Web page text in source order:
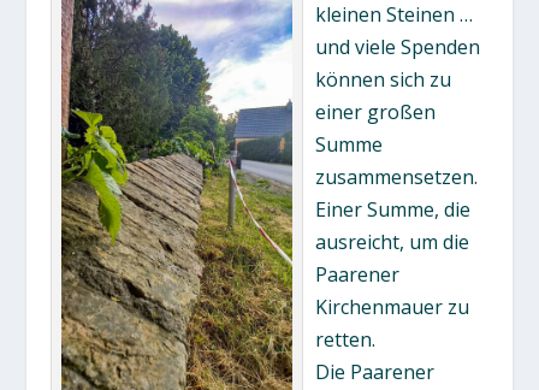
kleinen Steinen …
und viele Spenden
können sich zu
einer großen
Summe
zusammensetzen.
Einer Summe, die
ausreicht, um die
Paarener
Kirchenmauer zu
retten.
Die Paarener